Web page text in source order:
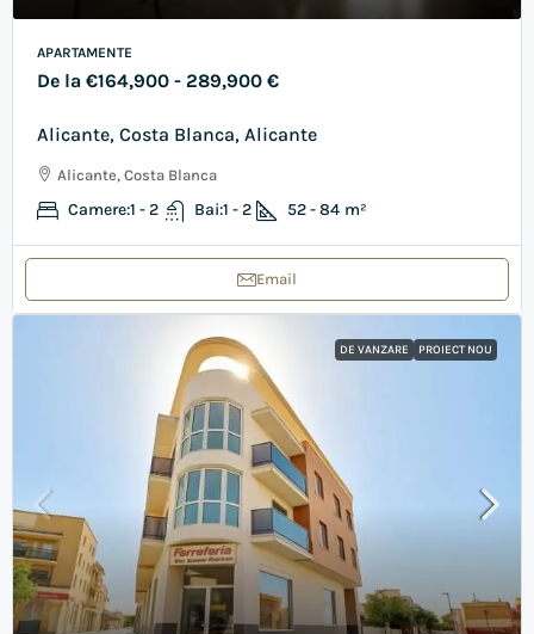
APARTAMENTE
De la €164,900 - 289,900 €
Alicante, Costa Blanca, Alicante
Alicante, Costa Blanca
Camere:1 - 2 Bai:1 - 2 52 - 84 m²
Email
DE VANZARE PROIECT NOU